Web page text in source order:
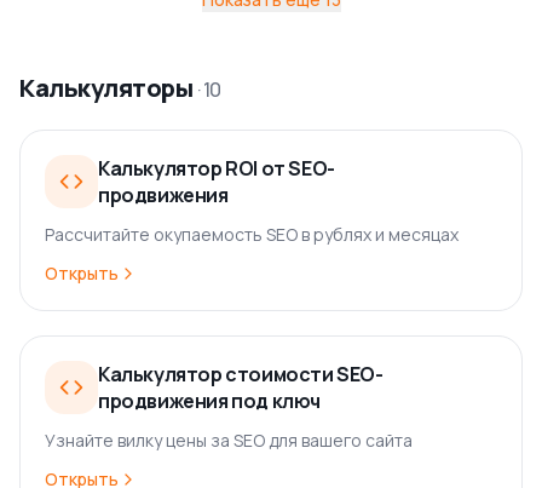
Калькуляторы ·10
Калькулятор ROI от SEO-
продвижения
Рассчитайте окупаемость SEO в рублях и месяцах
Открыть
Калькулятор стоимости SEO-
продвижения под ключ
Узнайте вилку цены за SEO для вашего сайта
Открыть